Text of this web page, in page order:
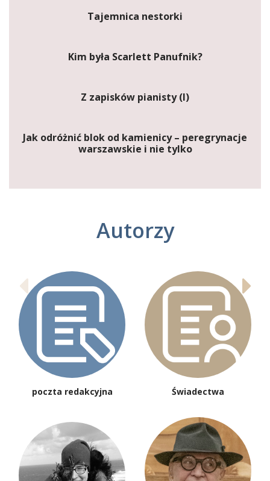
Tajemnica nestorki
Kim była Scarlett Panufnik?
Z zapisków pianisty (I)
Jak odróżnić blok od kamienicy – peregrynacje
warszawskie i nie tylko
Autorzy
poczta redakcyjna Świadectwa